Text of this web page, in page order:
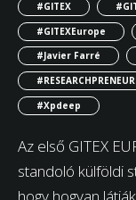
#GITEX
#GITEXEurope
#Javier Farré
#Xpdeep
Az első GITEX
standoló külföldi